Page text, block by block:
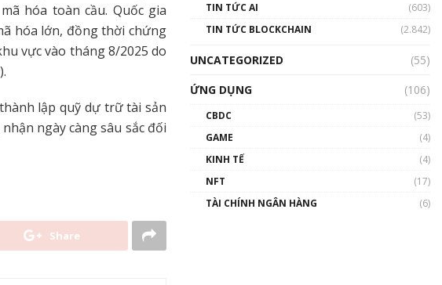
hóa toàn cầu. Quốc gia
hóa lớn, đồng thời chứng
vực vào tháng 8/2025 do
lập quỹ dự trữ tài sản
ngày càng sâu sắc đối
Share
TIN TỨC AI
(603)
TIN TỨC BLOCKCHAIN
(2.842)
UNCATEGORIZED
(55)
ỨNG DỤNG
(106)
CBDC
(53)
GAME
(4)
KINH TẾ
(4)
NFT
(17)
TÀI CHÍNH NGÂN HÀNG
(6)